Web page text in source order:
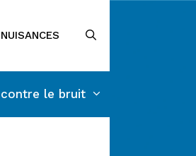
le bruit